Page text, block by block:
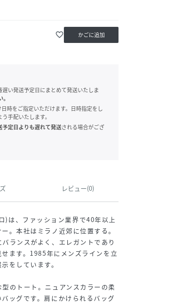
favorite_border かごに追加
い発送予定日にまとめて発送いたしま
時をご指定いただけます。日時指定をし
手配いたします。
定日よりも遅れて発送される場合がござ
レビュー(0)
)は、ファッション業界で40年以上
。本社はミラノ近郊に位置する。
ランスがよく、エレガントであり
ます。1985年にメンズラインを立
をしています。
のトート。ニュアンスカラーの柔
ッグです。肩にかけられるバッグ